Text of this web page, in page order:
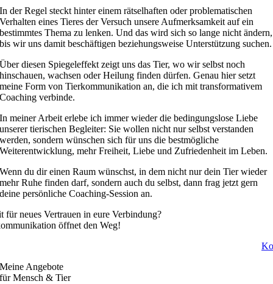
In der Regel steckt hinter einem rätselhaften oder problematischen
Verhalten eines Tieres der Versuch unsere Aufmerksamkeit auf ein
bestimmtes Thema zu lenken. Und das wird sich so lange nicht ändern,
bis wir uns damit beschäftigen beziehungsweise Unterstützung suchen.
Über diesen Spiegeleffekt zeigt uns das Tier, wo wir selbst noch
hinschauen, wachsen oder Heilung finden dürfen. Genau hier setzt
meine Form von Tierkommunikation an, die ich mit transformativem
Coaching verbinde.
In meiner Arbeit erlebe ich immer wieder die bedingungslose Liebe
unserer tierischen Begleiter: Sie wollen nicht nur selbst verstanden
werden, sondern wünschen sich für uns die bestmögliche
Weiterentwicklung, mehr Freiheit, Liebe und Zufriedenheit im Leben.
Wenn du dir einen Raum wünschst, in dem nicht nur dein Tier wieder
mehr Ruhe finden darf, sondern auch du selbst, dann frag jetzt gern
deine persönliche Coaching-Session an.
für neues Vertrauen in eure Verbindung?
öffnet den Weg!
Meine Angebote
für Mensch & Tier